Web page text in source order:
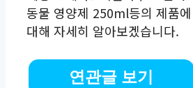
동물 영양제 250ml등의 제품에
대해 자세히 알아보겠습니다.
연관글 보기